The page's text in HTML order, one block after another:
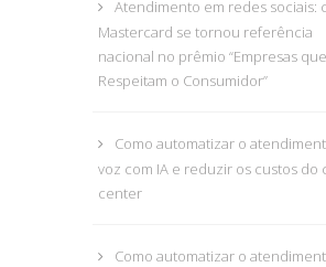
Atendimento em redes sociais:
Mastercard se tornou referência
nacional no prêmio “Empresas
Respeitam o Consumidor”
Como automatizar o
voz com IA e reduzir os custos do
center
Como automatizar o